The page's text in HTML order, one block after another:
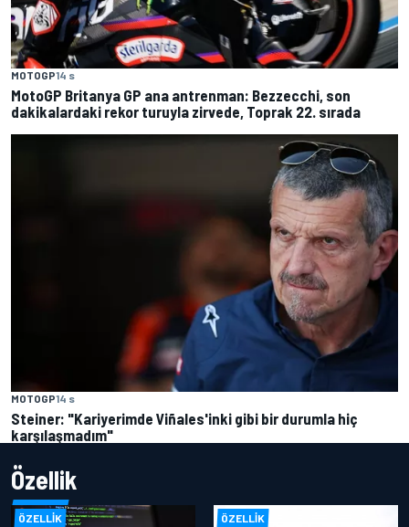
MOTOGP14 s
MotoGP Britanya GP ana antrenman: Bezzecchi, son
dakikalardaki rekor turuyla zirvede, Toprak 22. sırada
MOTOGP14 s
Steiner: "Kariyerimde Viñales'inki gibi bir durumla hiç
karşılaşmadım"
Özellik
ÖZELLIK ÖZELLIK